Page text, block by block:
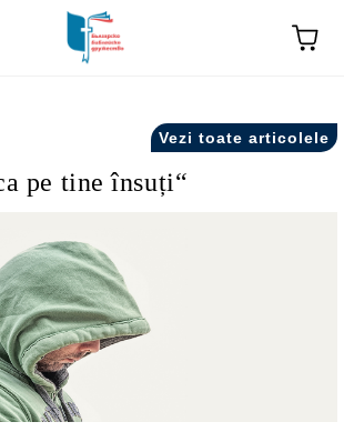
Vezi toate articolele
pe tine însuți“